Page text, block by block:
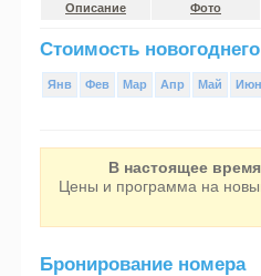
Описание Фото
Стоимость
Янв Фев Мар Апр Май Июн
В настоящее
Цены и программа на
Бронирование номера